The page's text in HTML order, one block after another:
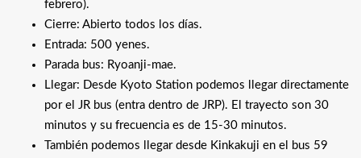
febrero).
Cierre: Abierto todos los días.
Entrada: 500 yenes.
Parada bus: Ryoanji-mae.
Llegar: Desde Kyoto Station podemos llegar directamente
por el JR bus (entra dentro de JRP). El trayecto son 30
minutos y su frecuencia es de 15-30 minutos.
También podemos llegar desde Kinkakuji en el bus 59